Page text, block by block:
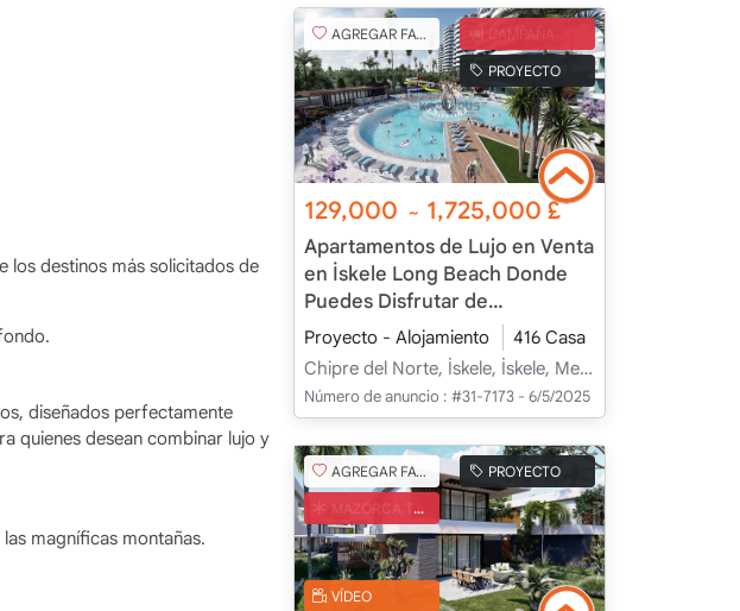
los destinos más solicitados de
diseñados perfectamente
quienes desean combinar lujo y
magníficas montañas.
AGREGAR FAVORITO CAMPAÑA
PROYECTO
129,000 ~ 1,725,000£
Apartamentos de Lujo en Venta
en İskele Long Beach Donde
Puedes Disfrutar de
Vacaciones Todo el Año
Proyecto - Alojamiento
416 Casa
Chipre del Norte, İskele, İskele, Merkez - Merkez
Número de anuncio : #31-7173 - 6/5/2025
AGREGAR FAVORITO
MAZORCA TURCA
PROYECTO
VÍDEO